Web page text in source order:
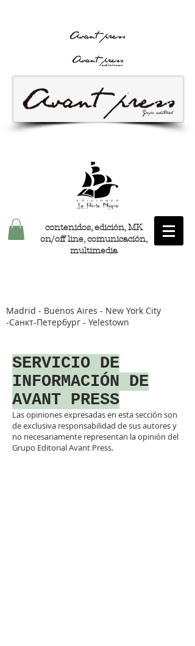
GRUPO
contenidos, edición, MK
on/off line, comunicación,
multimedia
Madrid - Buenos Aires - New York City
-Санкт-Петербург - Yelestown
SERVICIO DE
INFORMACIÓN DE
AVANT PRESS
Las opiniones expresadas en esta sección son
de exclusiva responsabilidad de sus autores y
no necesariamente representan la opinión del
Grupo Editorial Avant Press.